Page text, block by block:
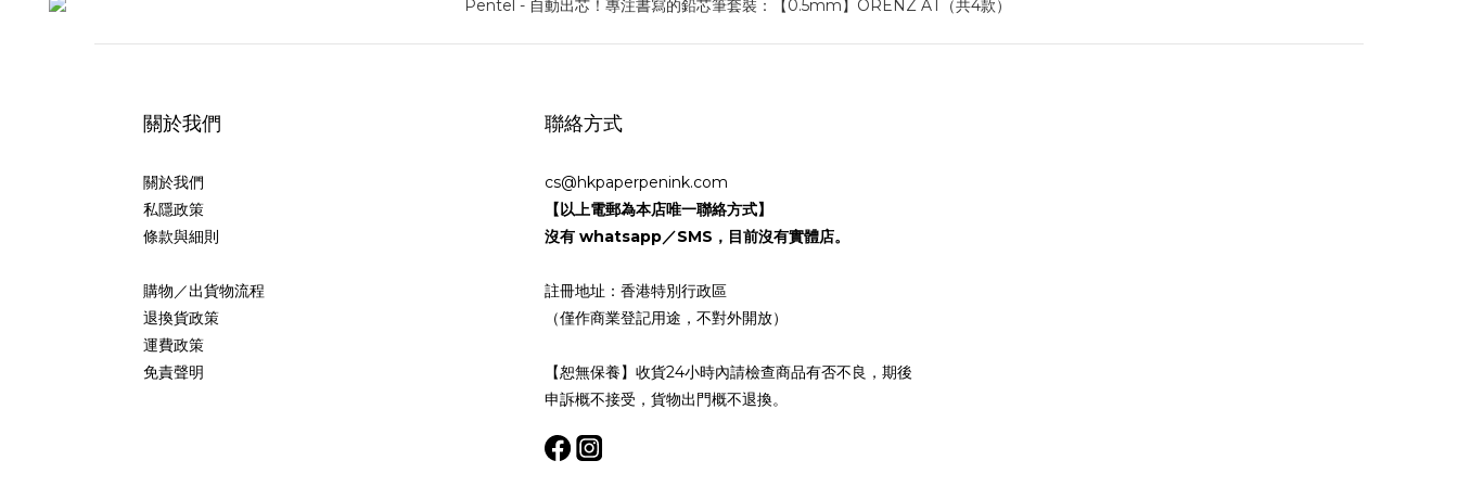
關於我們
關於我們
私隱政策
條款與細則
購物／出貨物流程
退換貨政策
運費政策
免責聲明
聯絡方式
cs@hkpaperpenink.com
【以上電郵為本店唯一聯絡方式】
沒有 whatsapp／SMS，目前沒有實體店。
註冊地址：香港特別行政區
（僅作商業登記用途，不對外開放）
【恕無保養】收貨24小時內請檢查商品有否不良，期後
申訴概不接受，貨物出門概不退換。